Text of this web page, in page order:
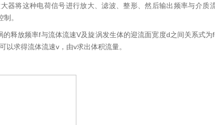
器将这种电荷信号进行放大、滤波、整形、然后输出频率与介质
。
释放频率f与流体流速V及旋涡发生体的迎流面宽度d之间关系式为
以求得流体流速v，由v求出体积流量。